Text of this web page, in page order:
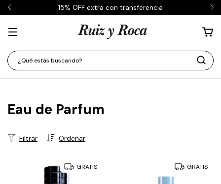
15% OFF extra con transferencia
Eau de Parfum
Ordenar
Filtrar
GRATIS GRATIS